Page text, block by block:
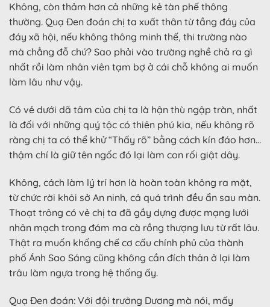
Không, còn thảm hơn cả những kẻ tàn phế thông
thường. Quạ Đen đoán chị ta xuất thân từ tầng đáy của
đáy xã hội, nếu không thông minh thế, thi trường nào
mà chẳng đỗ chứ? Sao phải vào trường nghề chả ra gì
nhất rồi làm nhân viên tạm bợ ở cái chỗ không ai muốn
làm lâu như vậy.
Có vẻ dưới dã tâm của chị ta là hận thù ngập tràn, nhất
là đối với những quý tộc có thiên phú kia, nếu không rõ
ràng chị ta có thể khử “Thấy rõ” bằng cách kín đáo hơn…
thậm chí là giữ tên ngốc đó lại làm con rối giật dây.
Không, cách làm lý trí hơn là hoàn toàn không ra mặt,
từ chức rời khỏi sở An ninh, cả quá trình đều ẩn sau màn.
Thoạt trông có vẻ chị ta đã gầy dựng được mạng lưới
nhân mạch trong đám ma cà rồng thượng lưu từ rất lâu.
Thật ra muốn khống chế cơ cấu chính phủ của thành
phố Ánh Sao Sáng cũng không cần đích thân ở lại làm
trâu làm ngựa trong hệ thống ấy.
Quạ Đen đoán: Với đội trưởng Dương mà nói, mấy